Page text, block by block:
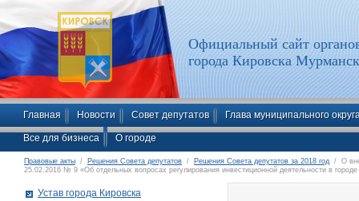
Официальный сайт
города Кировска
Главная Новости Совет депутатов Глава муниципального
Все для бизнеса О городе
Правовые акты / Решения Совета депутатов / Решения Совета депутатов за 2018 год / О
25.02.2016 № 9 «Об отдельных вопросах регулирования инвестиционной деятельности в
Устав города Кировска